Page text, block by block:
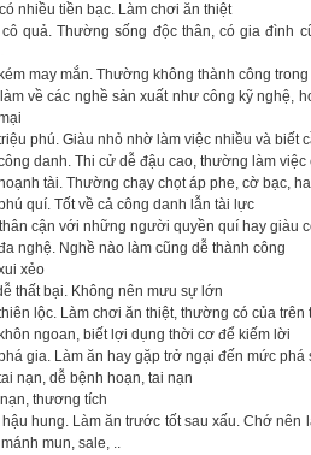
nhiều tiền bạc. Làm chơi ăn thiệt
quả. Thường sống độc thân, có gia đình
may mắn. Thường không thành công
về các nghề sản xuất như công kỹ nghệ,
phú. Giàu nhỏ nhờ làm việc nhiều và biết
danh. Thi cử dễ đậu cao, thường làm
tài. Thường chạy chọt áp phe, cờ bạc,
quí. Tốt về cả công danh lẫn tài lực
cận với những người quyền quí hay giàu
nghệ. Nghề nào làm cũng dễ thành công
xẻo
thất bại. Không nên mưu sự lớn
lộc. Làm chơi ăn thiệt, thường có của trên
ngoan, biết lợi dụng thời cơ để kiếm lời
gia. Làm ăn hay gặp trở ngại đến mức phá
nạn, dễ bệnh hoạn, tai nạn
thương tích
hung. Làm ăn trước tốt sau xấu. Chớ nên
mun, sale, ..